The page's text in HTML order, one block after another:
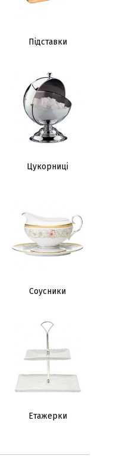
Підставки
Цукорниці
Соусники
Етажерки